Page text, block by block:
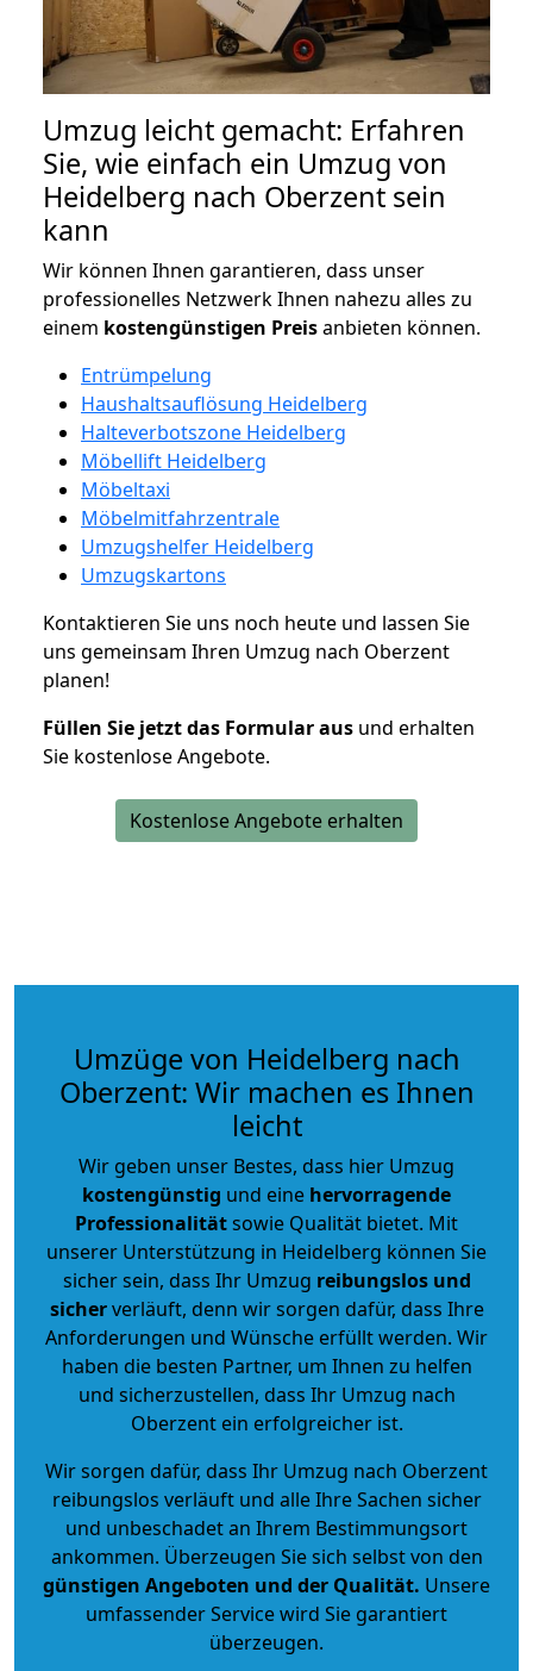
Umzug leicht gemacht: Erfahren
Sie, wie einfach ein Umzug von
Heidelberg nach Oberzent sein
kann
Wir können Ihnen garantieren, dass unser
professionelles Netzwerk Ihnen nahezu alles zu
einem kostengünstigen Preisanbieten können.
Entrümpelung
Haushaltsauflösung Heidelberg
Halteverbotszone Heidelberg
Möbellift Heidelberg
Möbeltaxi
Möbelmitfahrzentrale
Umzugshelfer Heidelberg
Umzugskartons
Kontaktieren Sie uns noch heute und lassen Sie
uns gemeinsam Ihren Umzug nach Oberzent
planen!
Füllen Sie jetzt das Formular aus und erhalten
Sie kostenlose Angebote.
Kostenlose Angebote erhalten
Umzüge von Heidelberg nach
Oberzent: Wir machen es Ihnen
leicht
Wir geben unser Bestes, dass hier Umzug
kostengünstig und eine hervorragende
Professionalitätsowie Qualität bietet. Mit
unserer Unterstützung in Heidelberg können Sie
sicher sein, dass Ihr Umzug reibungslos und
sicherverläuft, denn wir sorgen dafür, dass Ihre
Anforderungen und Wünsche erfüllt werden. Wir
haben die besten Partner, um Ihnen zu helfen
und sicherzustellen, dass Ihr Umzug nach
Oberzent ein erfolgreicher ist.
Wir sorgen dafür, dass Ihr Umzug nach Oberzent
reibungslos verläuft und alle Ihre Sachen sicher
und unbeschadet an Ihrem Bestimmungsort
ankommen. Überzeugen Sie sich selbst von den
günstigen Angeboten und der Qualität. Unsere
umfassender Service wird Sie garantiert
überzeugen.